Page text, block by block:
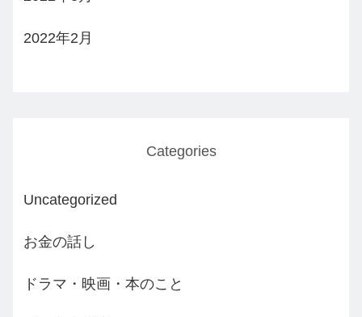
2022年2月
Categories
Uncategorized
お金の話し
ドラマ・映画・本のこと